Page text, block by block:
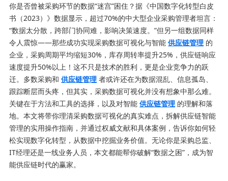
你是否曾被采购环节的数据“迷宫”困住？据《中国数字化转型白皮
书（2023）》数据显示，超过70%的中大型企业采购管理者坦言：
“数据太分散，跨部门协同难，影响决策速度。”但另一组数据同样
令人震惊——那些成功实现采购数据可视化与智能 供应链管理 的
企业，采购周期平均缩短30%，库存周转率提升25%，供应链响应
速度提升50%以上！这不只是技术的胜利，更是企业竞争力的跃
迁。多数采购和 供应链管理 者或许还在为数据混乱、信息孤岛、
跟踪断层而头疼，但其实，采购数据可视化并没有想象中那么难。
关键在于方法和工具的选择，以及对智能 供应链管理 的理解和落
地。本文将带你理清采购数据可视化的真实难点，拆解供应链智能
管理的实用操作指南，并通过权威文献和具体案例，告诉你如何轻
松实现数字化转型，从数据中挖掘业务价值。无论你是采购总监、
IT经理还是一线业务人员，本文都能帮你破解“数据之困”，成为智
能供应链时代的赢家。